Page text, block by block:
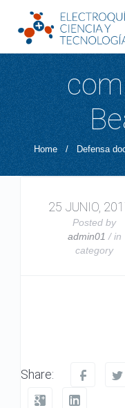
Home / Defensa
25 JUNIO,
Posted by
admin01 / in
category
Share: